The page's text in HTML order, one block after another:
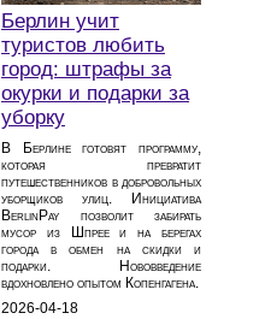
Берлин учит
туристов любить
город: штрафы за
окурки и подарки за
уборку
В Берлине готовят программу,
которая превратит
путешественников в добровольных
уборщиков улиц. Инициатива
BerlinPay позволит забирать
мусор из Шпрее и на берегах
города в обмен на скидки и
подарки. Нововведение
вдохновлено опытом Копенгагена.
2026-04-18